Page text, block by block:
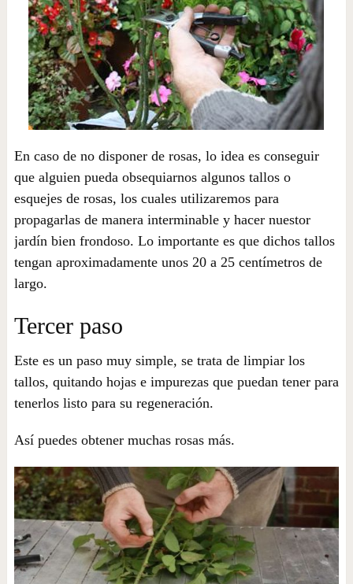
En caso de no disponer de rosas, lo idea es conseguir
que alguien pueda obsequiarnos algunos tallos o
esquejes de rosas, los cuales utilizaremos para
propagarlas de manera interminable y hacer nuestor
jardín bien frondoso. Lo importante es que dichos tallos
tengan aproximadamente unos 20 a 25 centímetros de
largo.
Tercer paso
Este es un paso muy simple, se trata de limpiar los
tallos, quitando hojas e impurezas que puedan tener para
tenerlos listo para su regeneración.
Así puedes obtener muchas rosas más.